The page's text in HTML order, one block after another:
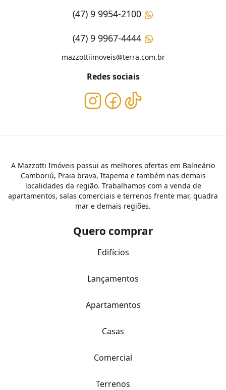
(47) 9 9954-2100
(47) 9 9967-4444
mazzottiimoveis@terra.com.br
Redes sociais
A Mazzotti Imóveis possui as melhores ofertas em Balneário
Camboriú, Praia brava, Itapema e também nas demais
localidades da região. Trabalhamos com a venda de
apartamentos, salas comerciais e terrenos frente mar, quadra
mar e demais regiões.
Quero comprar
Edifícios
Lançamentos
Apartamentos
Casas
Comercial
Terrenos